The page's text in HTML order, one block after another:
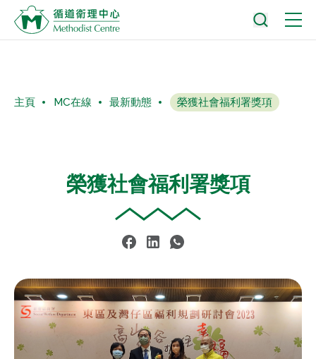
主頁 MC在線 最新動態 榮獲社會福利署獎項
榮獲社會福利署獎項